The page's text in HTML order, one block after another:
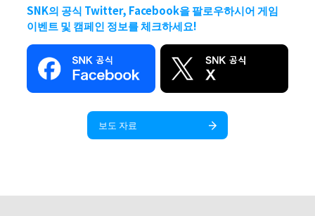
SNK의 공식 Twitter, Facebook을 팔로우하시어 게임
이벤트 및 캠페인 정보를 체크하세요!
보도 자료